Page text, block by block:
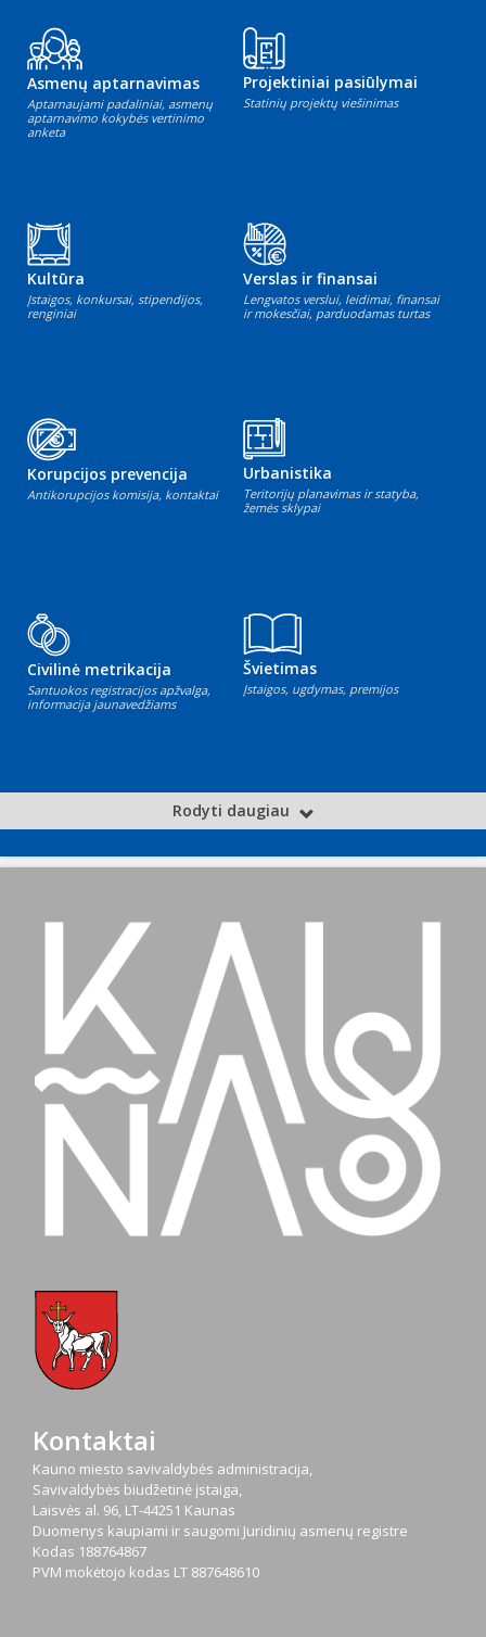
Asmenų aptarnavimas
Aptarnaujami padaliniai, asmenų
aptarnavimo kokybės vertinimo
anketa
Projektiniai pasiūlymai
Statinių projektų viešinimas
Kultūra
Įstaigos, konkursai, stipendijos,
renginiai
Verslas ir finansai
Lengvatos verslui, leidimai, finansai
ir mokesčiai, parduodamas turtas
Korupcijos prevencija
Antikorupcijos komisija, kontaktai
Urbanistika
Teritorijų planavimas ir statyba,
žemės sklypai
Civilinė metrikacija
Santuokos registracijos apžvalga,
informacija jaunavedžiams
Švietimas
Įstaigos, ugdymas, premijos
Rodyti daugiau
Kontaktai
Kauno miesto savivaldybės administracija,
Savivaldybės biudžetinė įstaiga,
Laisvės al. 96, LT-44251 Kaunas
Duomenys kaupiami ir saugomi Juridinių asmenų registre
Kodas 188764867
PVM mokėtojo kodas LT 887648610